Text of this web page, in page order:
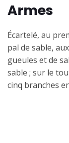
Armes
Écartelé, au
pal de sable,
gueules et de
sable ; sur le
cinq branches